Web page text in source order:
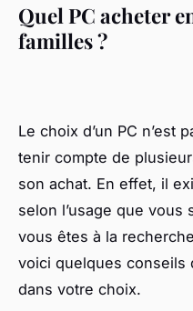
Quel PC acheter
familles ?
Le choix d’un PC n’est
tenir compte de
son achat. En effet, il
selon l’usage que
vous êtes à la
voici quelques conseils
dans votre choix.